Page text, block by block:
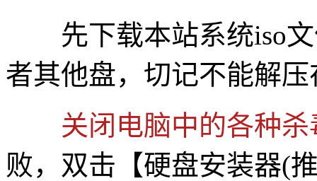
先下载本站系统iso文
者其他盘，切记不能解
关闭电脑中的各种
败，双击【硬盘安装器(